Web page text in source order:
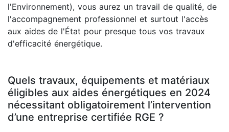
l'Environnement), vous aurez un travail de qualité, de
l'accompagnement professionnel et surtout l'accès
aux aides de l'État pour presque tous vos travaux
d'efficacité énergétique.
Quels travaux, équipements et matériaux
éligibles aux aides énergétiques en 2024
nécessitant obligatoirement l’intervention
d’une entreprise certifiée RGE ?